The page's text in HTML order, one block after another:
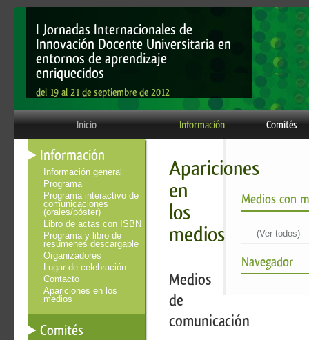
I Jornadas Internacionales de
Innovación Docente Universitaria en
entornos de aprendizaje
enriquecidos
del 19 al 21 de septiembre de 2012
Inicio Información Comités
Medios con
(Ver todos)
Navegador
Información
Información general
Programa
Programa interactivo de
comunicaciones
(orales/póster)
Libro de actas con ISBN
Programa y libro de
resúmenes descargable
Organizadores
Lugar de celebración
Contacto
Apariciones en los
medios
Comités
Apariciones
en
los
medios
Medios
de
comunicación